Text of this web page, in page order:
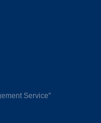
Service''